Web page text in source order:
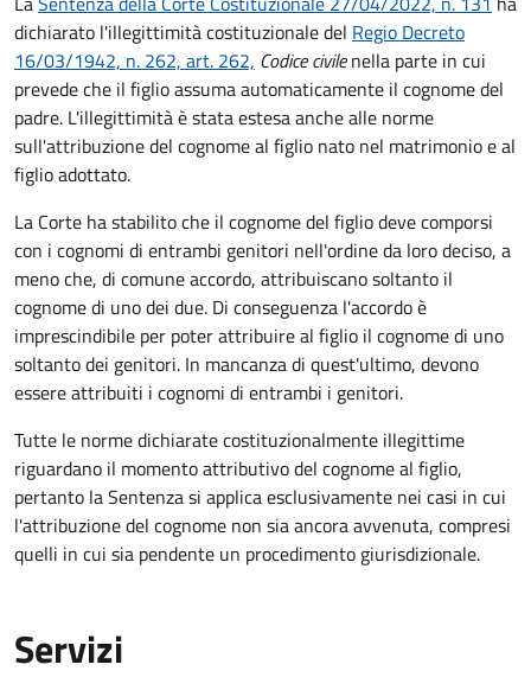
dichiarato l'illegittimità costituzionale del Regio Decreto
16/03/1942, n. 262, art. 262, Codice civilenella parte in cui
prevede che il figlio assuma automaticamente il cognome del
padre. L'illegittimità è stata estesa anche alle norme
sull'attribuzione del cognome al figlio nato nel matrimonio e al
figlio adottato.
La Corte ha stabilito che il cognome del figlio deve comporsi
con i cognomi di entrambi genitori nell'ordine da loro deciso, a
meno che, di comune accordo, attribuiscano soltanto il
cognome di uno dei due. Di conseguenza l'accordo è
imprescindibile per poter attribuire al figlio il cognome di uno
soltanto dei genitori. In mancanza di quest'ultimo, devono
essere attribuiti i cognomi di entrambi i genitori.
Tutte le norme dichiarate costituzionalmente illegittime
riguardano il momento attributivo del cognome al figlio,
pertanto la Sentenza si applica esclusivamente nei casi in cui
l'attribuzione del cognome non sia ancora avvenuta, compresi
quelli in cui sia pendente un procedimento giurisdizionale.
Servizi